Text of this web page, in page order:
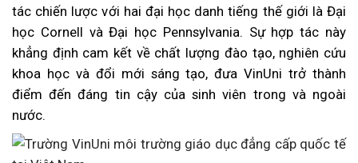
tác chiến lược với hai đại học danh tiếng thế giới là Đại
học Cornell và Đại học Pennsylvania. Sự hợp tác này
khẳng định cam kết về chất lượng đào tạo, nghiên cứu
khoa học và đổi mới sáng tạo, đưa VinUni trở thành
điểm đến đáng tin cậy của sinh viên trong và ngoài
nước.